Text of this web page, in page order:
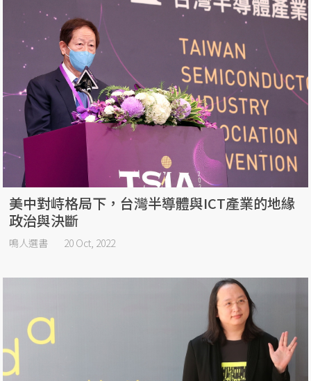
美中對峙格局下，台灣半導體與ICT產業的地緣
政治與決斷
鳴人選書 20 Oct, 2022